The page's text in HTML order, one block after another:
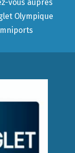
vous auprès
Olympique